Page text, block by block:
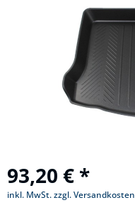
93,20 € *
inkl. MwSt.zzgl. Versandkosten